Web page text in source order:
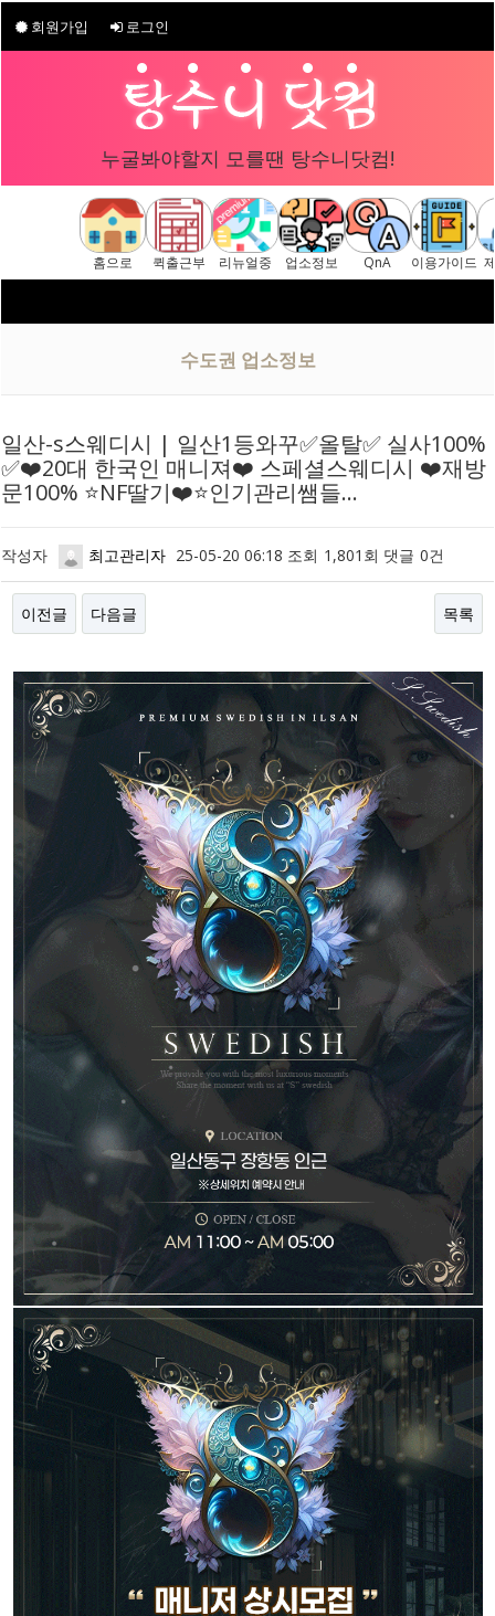
회원가입 로그인
누굴봐야할지 모를땐 탕수니닷컴!
홈으로 퀵출근부 리뉴얼중 업소정보 QnA 이용가이드
수도권 업소정보
일산-s스웨디시 | 일산1등와꾸✅️올탈✅️ 실사100%
✅️❤️20대 한국인 매니져❤️ 스페셜스웨디시 ❤️재방
문100% ⭐NF딸기❤️⭐인기관리쌤들…
작성자 최고관리자 25-05-20 06:18 조회 1,801회 댓글 0건
이전글 다음글 목록
본문